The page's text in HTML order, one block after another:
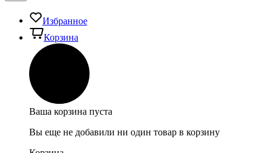
Избранное
Корзина
Ваша корзина пуста
Вы еще не добавили ни один товар в корзину